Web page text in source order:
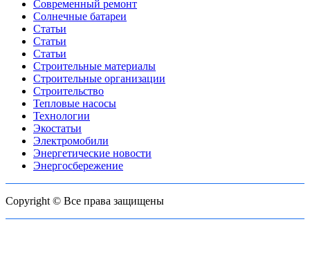
Современный ремонт
Солнечные батареи
Статьи
Статьи
Статьи
Строительные материалы
Строительные организации
Строительство
Тепловые насосы
Технологии
Экостатьи
Электромобили
Энергетические новости
Энергосбережение
Copyright © Все права защищены